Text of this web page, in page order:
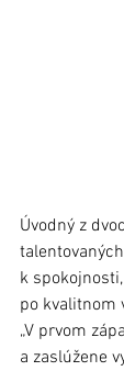
Úvodný z
k
po kvalitnom
„V prvom
a zaslúžene